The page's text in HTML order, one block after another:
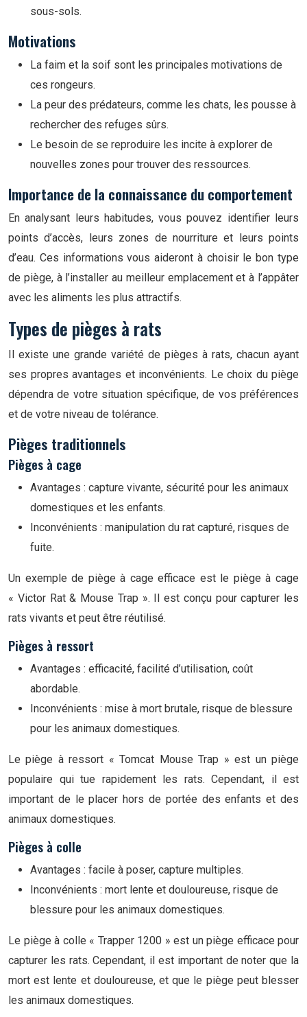
sous-sols.
Motivations
La faim et la soif sont les principales motivations de
ces rongeurs.
La peur des prédateurs, comme les chats, les pousse à
rechercher des refuges sûrs.
Le besoin de se reproduire les incite à explorer de
nouvelles zones pour trouver des ressources.
Importance de la connaissance du comportement
En analysant leurs habitudes, vous pouvez identifier leurs
points d’accès, leurs zones de nourriture et leurs points
d’eau. Ces informations vous aideront à choisir le bon type
de piège, à l’installer au meilleur emplacement et à l’appâter
avec les aliments les plus attractifs.
Types de pièges à rats
Il existe une grande variété de pièges à rats, chacun ayant
ses propres avantages et inconvénients. Le choix du piège
dépendra de votre situation spécifique, de vos préférences
et de votre niveau de tolérance.
Pièges traditionnels
Pièges à cage
Avantages : capture vivante, sécurité pour les animaux
domestiques et les enfants.
Inconvénients : manipulation du rat capturé, risques de
fuite.
Un exemple de piège à cage efficace est le piège à cage
« Victor Rat & Mouse Trap ». Il est conçu pour capturer les
rats vivants et peut être réutilisé.
Pièges à ressort
Avantages : efficacité, facilité d’utilisation, coût
abordable.
Inconvénients : mise à mort brutale, risque de blessure
pour les animaux domestiques.
Le piège à ressort « Tomcat Mouse Trap » est un piège
populaire qui tue rapidement les rats. Cependant, il est
important de le placer hors de portée des enfants et des
animaux domestiques.
Pièges à colle
Avantages : facile à poser, capture multiples.
Inconvénients : mort lente et douloureuse, risque de
blessure pour les animaux domestiques.
Le piège à colle « Trapper 1200 » est un piège efficace pour
capturer les rats. Cependant, il est important de noter que la
mort est lente et douloureuse, et que le piège peut blesser
les animaux domestiques.